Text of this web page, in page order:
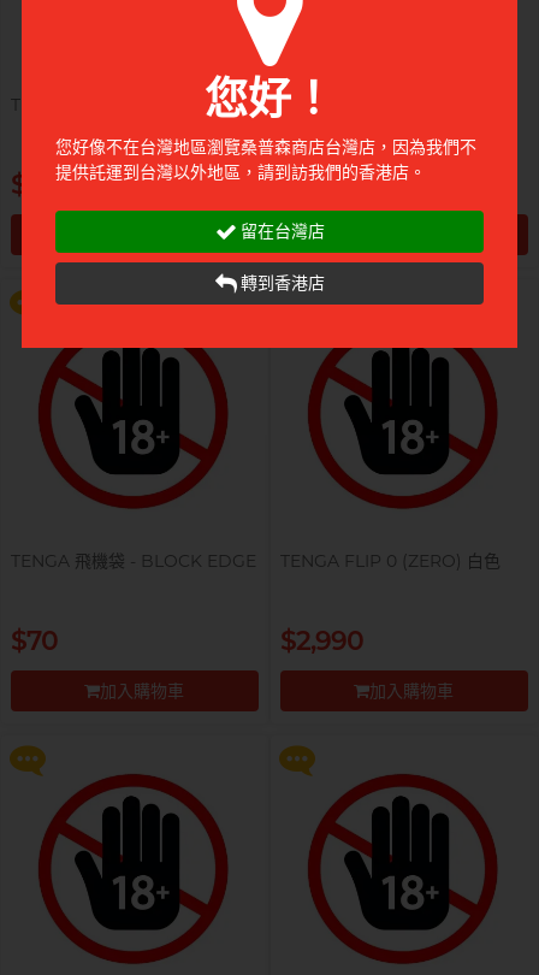
TENGA 飛機袋 - CLICK BALL
$70
TENGA 飛機袋 - WAVE LINE
$70
提醒你，凡購買任何商品即可以
$99 換購 Smile Makers 私密潤滑
液 0% Paraben 60ml 一支
更多優惠
TENGA 飛機袋 - BLOCK EDGE
$70
加入購物車
提醒你，凡購買任何商品即可以
液 0% Paraben 60ml 一支
更多優惠
TENGA FLIP 0 (ZERO) 白色
$2,990
加入購物車
$99 換購 Smile Makers 私密潤滑
液 0% Paraben 60ml 一支
更多優惠
$99 換購 Smile Makers 私密潤滑
液 0% Paraben 60ml 一支
更多優惠
您好！
您好像不在台灣地區瀏覽桑普森商店台灣店，因為我們不
提供託運到台灣以外地區，請到訪我們的香港店。
留在台灣店
轉到香港店